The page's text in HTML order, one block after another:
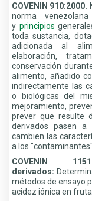
COVENIN
norma
y principios
toda sustancia,
adicionada al
elaboración,
conservación
alimento, añadido
indirectamente las
o biológicas del
mejoramiento,
prever que resulte
derivados pasen
cambien las
a los "contaminantes".
COVENIN
derivados:
métodos de ensayo
acidez iónica en